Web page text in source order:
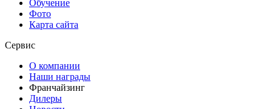
Обучение
Фото
Карта сайта
Сервис
О компании
Наши награды
Франчайзинг
Дилеры